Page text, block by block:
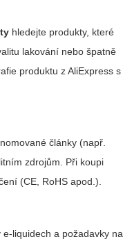
hledejte produkty, které
lakování nebo špatně
produktu z AliExpress s
články (např.
zdrojům. Při koupi
(CE, RoHS apod.).
liquidech a požadavky na